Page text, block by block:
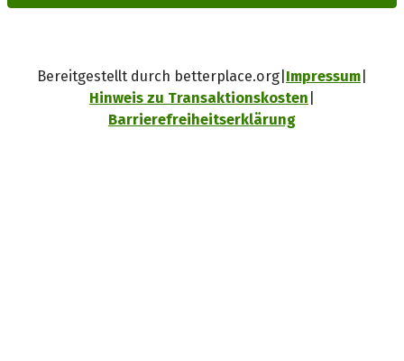
Bereitgestellt durch betterplace.org Impressum
Hinweis zu Transaktionskosten
Barrierefreiheitserklärung